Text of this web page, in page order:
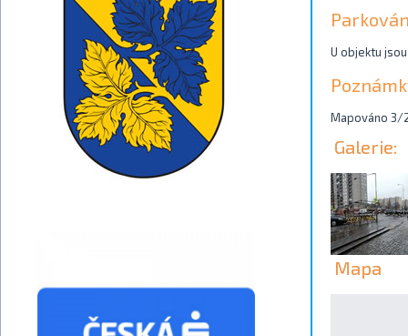
U objektu
Mapováno 3/
Galerie:
Mapa